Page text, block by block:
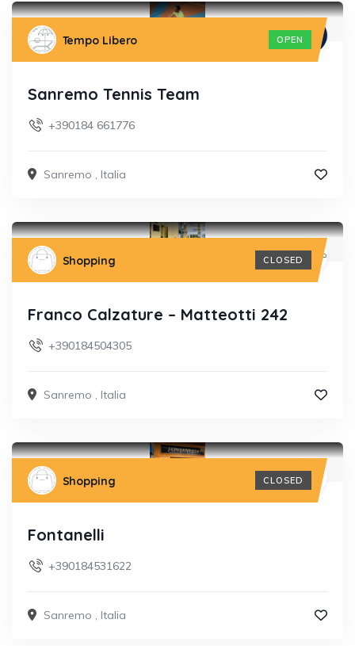
Tempo Libero OPEN
Sanremo Tennis Team
+390184 661776
Sanremo , Italia
Shopping CLOSED
Franco Calzature – Matteotti 242
+390184504305
Sanremo , Italia
Shopping CLOSED
Fontanelli
+390184531622
Sanremo , Italia